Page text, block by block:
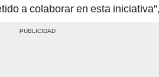
a colaborar en esta